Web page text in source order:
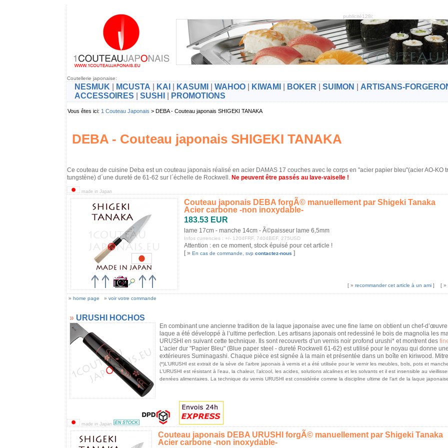
publicité128i:
Coutellerie japonaise:
NESMUK MCUSTA KAI KASUMI WAHOO| KIWAMI BOKER SUIMON
ARTISANS-
ACCESSOIRES
SUSHI PROMOTIONS
Vous êtes ici: 1 Couteau Japonais > DEBA - Couteau japonais SHIGEKI TANAKA
DEBA - Couteau japonais SHIGEKI TANAKA
Ce couteau de cuisine Deba est un couteau japonais réalisé en acier DAMAS 17 couches avec le corps en "acier papier bleu"(acier AO-KO
tungstène) d´une dureté de 61-62 sur l´échelle de Rockwell. Ne peuvent être passés au lave-vaiselle !
made in Japan
Couteau japonais DEBA forgÃ© manuellement par Shigeki Tanaka
Acier carbone -non inoxydable-
183.53 EUR
lame 17cm - manche 14cm - Ã©paisseur lame 6,5mm
Infos currencies : +/- 1204FRF, 7404BEF, 275USD
Attention : en ce moment, stock épuisé pour cet article !
[ » En cas de commande, svp contactez-nous ]
[ » recommander cet article à un ami] [ »
» home page » voir votre commande
» URUSHI HOCHOS
En combinant une ancienne tradition de la laque japonaise avec une fine lame on obtient un chef-
laque a été développé à l’ultime perfection. Les artisans japonais ont redessiné le bois de magnolia les
URUSHI en suivant cette technique. Ils sont recouverts d’un vernis noir profond urushi* et montrent des
L’acier dur "Papier Bleu" (Blue paper steel - dureté Rockwell 61-62) est utilisé pour le noyau qui donne
extérieures Suminagashi. Chaque pièce est signée à la main et présentée dans un boîte en kiriwood.
(*)L’URUSHI est extrait de la sève de l’arbre japonais à vernis et a été utilisée pour le vernir les meubles, bols, pots et
L’URUSHI est résistant à l’eau, la chaleur, l’alcool, les acides, solutions alcalines et les solvants et il est insensible au
denrées alimentaires. La technique du vernis URUSHI est considérée comme la discipline ultime de l’art de la laque
made in Japan
Couteau japonais DEBA URUSHI forgÃ© manuellement par Shigeki Tanaka
Acier carbone -non inoxydable-